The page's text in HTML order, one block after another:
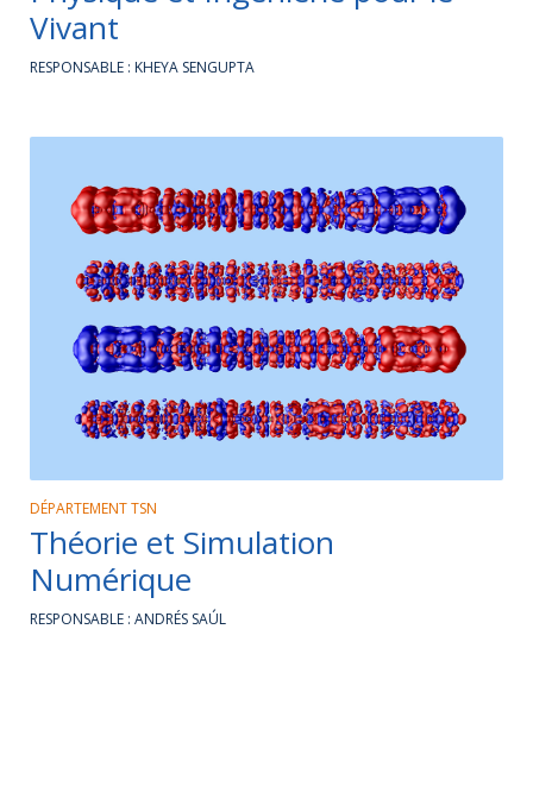
Vivant
RESPONSABLE : KHEYA SENGUPTA
DÉPARTEMENT TSN
Théorie et Simulation
Numérique
RESPONSABLE : ANDRÉS SAÚL